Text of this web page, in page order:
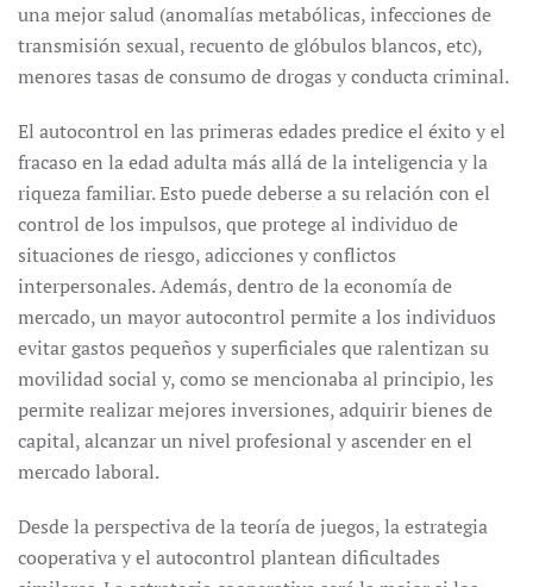
una mejor salud (anomalías metabólicas, infecciones de
transmisión sexual, recuento de glóbulos blancos, etc),
menores tasas de consumo de drogas y conducta criminal.
El autocontrol en las primeras edades predice el éxito y el
fracaso en la edad adulta más allá de la inteligencia y la
riqueza familiar. Esto puede deberse a su relación con el
control de los impulsos, que protege al individuo de
situaciones de riesgo, adicciones y conflictos
interpersonales. Además, dentro de la economía de
mercado, un mayor autocontrol permite a los individuos
evitar gastos pequeños y superficiales que ralentizan su
movilidad social y, como se mencionaba al principio, les
permite realizar mejores inversiones, adquirir bienes de
capital, alcanzar un nivel profesional y ascender en el
mercado laboral.
Desde la perspectiva de la teoría de juegos, la estrategia
cooperativa y el autocontrol plantean dificultades